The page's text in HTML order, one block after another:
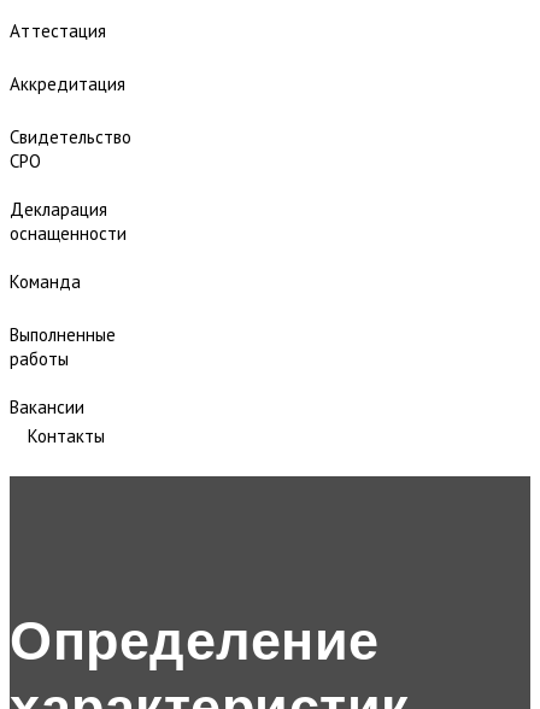
Аттестация
Аккредитация
Свидетельство
СРО
Декларация
оснащенности
Команда
Выполненные
работы
Вакансии
Контакты
Определение